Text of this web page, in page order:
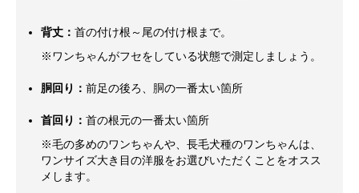
背丈： 首の付け根～尾の付け根まで。
※ワンちゃんがフセをしている状態で測定しましょう。
胴回り： 前足の後ろ、胴の一番太い箇所
首回り： 首の根元の一番太い箇所
※毛の多めのワンちゃんや、長毛犬種のワンちゃんは、
ワンサイズ大き目の洋服をお選びいただくことをオスス
メします。